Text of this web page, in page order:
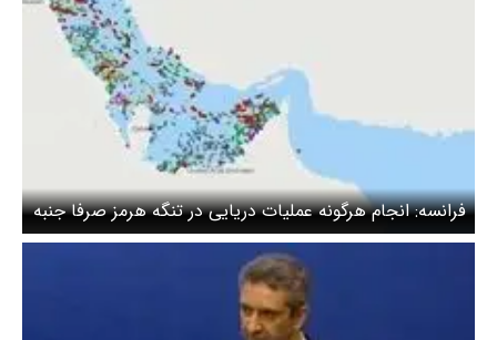
فرانسه: انجام هرگونه عملیات‌ دریایی در تنگه هرمز صرفا جنبه
دفاعی دارد